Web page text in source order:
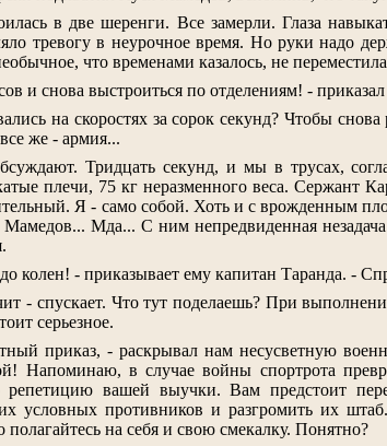
в две шеренги. Все замерли. Глаза
тревогу в неурочное время. Но руки надо
что временами казалось, не
и снова выстроиться по отделениям! -
на скоростях за сорок секунд? Чтобы
же - армия...
Тридцать секунд, и мы в трусах,
плечи, 75 кг неразменного веса. Сержант
Я - само собой. Хоть и с врожденным
Мда... С ним непредвиденная
колен! - приказывает ему капитан Таранда. -
- спускает. Что тут поделаешь? При
серьезное.
приказ, - раскрывал нам несусветную
Напоминаю, в случае войны спортрота
репетицию вашей выучки. Вам предстоит
условных противников и разгромить их
полагайтесь на себя и свою смекалку. Понятно?